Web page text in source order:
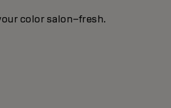
color salon–fresh.